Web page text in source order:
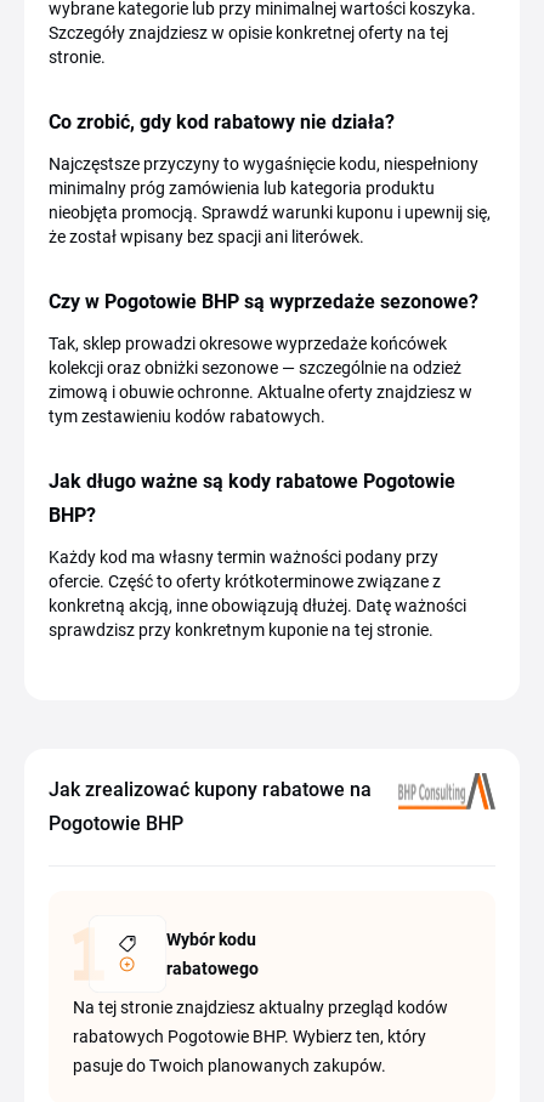
wybrane kategorie lub przy minimalnej wartości koszyka.
Szczegóły znajdziesz w opisie konkretnej oferty na tej
stronie.
Co zrobić, gdy kod rabatowy nie działa?
Najczęstsze przyczyny to wygaśnięcie kodu, niespełniony
minimalny próg zamówienia lub kategoria produktu
nieobjęta promocją. Sprawdź warunki kuponu i upewnij się,
że został wpisany bez spacji ani literówek.
Czy w Pogotowie BHP są wyprzedaże sezonowe?
Tak, sklep prowadzi okresowe wyprzedaże końcówek
kolekcji oraz obniżki sezonowe — szczególnie na odzież
zimową i obuwie ochronne. Aktualne oferty znajdziesz w
tym zestawieniu kodów rabatowych.
Jak długo ważne są kody rabatowe Pogotowie
BHP?
Każdy kod ma własny termin ważności podany przy
ofercie. Część to oferty krótkoterminowe związane z
konkretną akcją, inne obowiązują dłużej. Datę ważności
sprawdzisz przy konkretnym kuponie na tej stronie.
Jak zrealizować kupony rabatowe na
Pogotowie BHP
Wybór kodu
rabatowego
Na tej stronie znajdziesz aktualny przegląd kodów
rabatowych Pogotowie BHP. Wybierz ten, który
pasuje do Twoich planowanych zakupów.